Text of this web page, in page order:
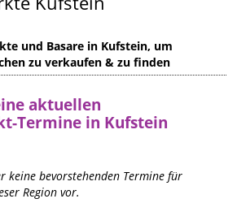
und Basare in Kufstein, um
zu verkaufen & zu finden
aktuellen
Termine in Kufstein
keine bevorstehenden Termine für
Region vor.